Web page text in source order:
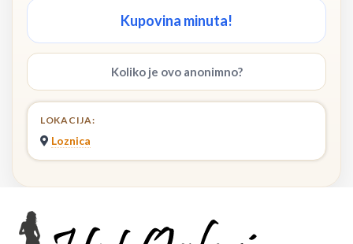
Kupovina minuta!
Koliko je ovo anonimno?
LOKACIJA:
Loznica